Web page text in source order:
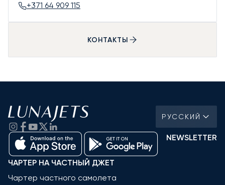
+371 64 909 115
КОНТАКТЫ
РУССКИЙ
NEWSLETTER
ЧАРТЕР НА ЧАСТНЫЙ ДЖЕТ
Чартер частного самолета